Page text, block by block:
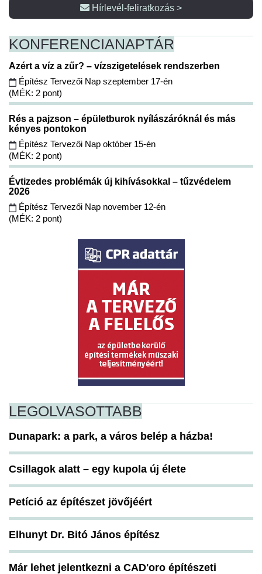
Hírlevél-feliratkozás >
KONFERENCIANAPTÁR
Azért a víz a zűr? – vízszigetelések rendszerben
Építész Tervezői Nap szeptember 17-én
(MÉK: 2 pont)
Rés a pajzson – épületburok nyílászáróknál és más
kényes pontokon
Építész Tervezői Nap október 15-én
(MÉK: 2 pont)
Évtizedes problémák új kihívásokkal – tűzvédelem
2026
Építész Tervezői Nap november 12-én
(MÉK: 2 pont)
LEGOLVASOTTABB
Dunapark: a park, a város belép a házba!
Csillagok alatt – egy kupola új élete
Petíció az építészet jövőjéért
Elhunyt Dr. Bitó János építész
Már lehet jelentkezni a CAD'oro építészeti